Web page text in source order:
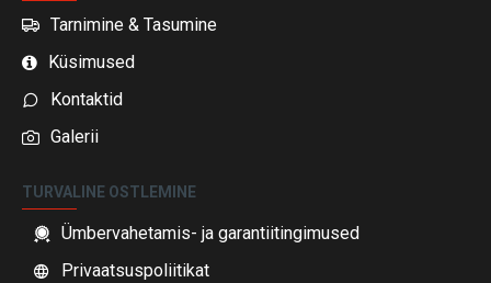
Tarnimine & Tasumine
Küsimused
Kontaktid
Galerii
TURVALINE OSTLEMINE
Ümbervahetamis- ja garantiitingimused
Privaatsuspoliitikat